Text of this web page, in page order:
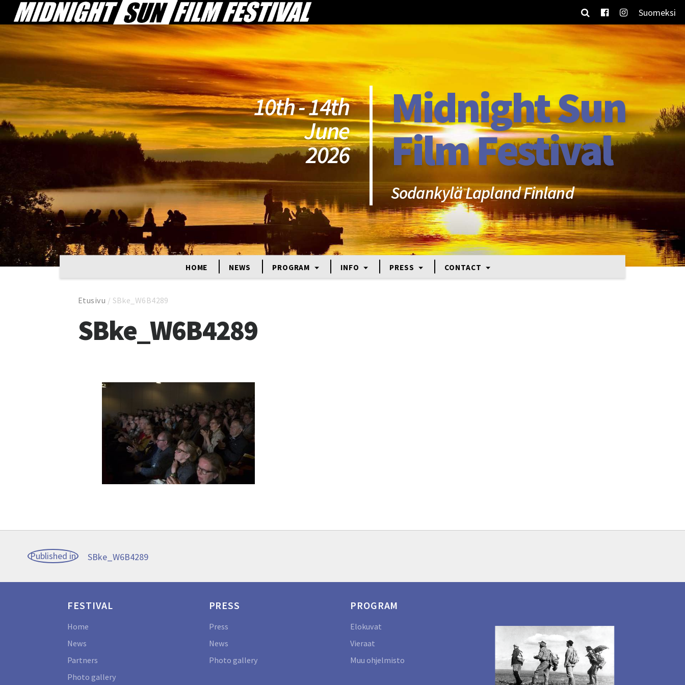
Suomeksi
10th - 14th
June
2026
Midnight Sun
Film Festival
Sodankylä Lapland Finland
HOME NEWS PROGRAM INFO PRESS CONTACT
Etusivu / SBke_W6B4289
SBke_W6B4289
Post
navigation
Published in SBke_W6B4289
FESTIVAL
Home
News
Partners
Photo gallery
PRESS
Press
News
Photo gallery
PROGRAM
Elokuvat
Vieraat
Muu ohjelmisto